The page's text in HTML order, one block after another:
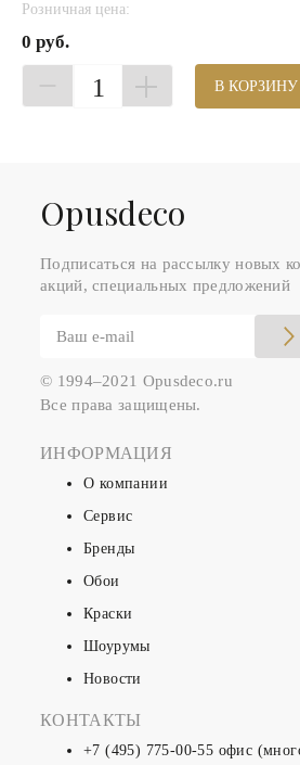
Розничная цена:
0 руб.
1 В КОРЗИНУ
Оpusdeco
Подписаться на рассылку новых
акций, специальных предложений
© 1994–2021 Opusdeco.ru
Все права защищены.
ИНФОРМАЦИЯ
О компании
Сервис
Бренды
Обои
Краски
Шоурумы
Новости
КОНТАКТЫ
+7 (495) 775-00-55 офис